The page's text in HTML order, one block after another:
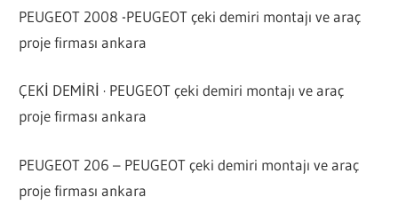
PEUGEOT 2008 -PEUGEOT çeki demiri montajı ve araç
proje firması ankara
ÇEKİ DEMİRİ · PEUGEOT çeki demiri montajı ve araç
proje firması ankara
PEUGEOT 206 – PEUGEOT çeki demiri montajı ve araç
proje firması ankara